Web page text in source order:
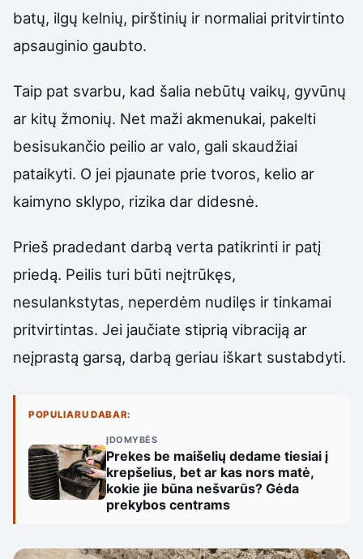
batų, ilgų kelnių, pirštinių ir normaliai pritvirtinto
apsauginio gaubto.
Taip pat svarbu, kad šalia nebūtų vaikų, gyvūnų
ar kitų žmonių. Net maži akmenukai, pakelti
besisukančio peilio ar valo, gali skaudžiai
pataikyti. O jei pjaunate prie tvoros, kelio ar
kaimyno sklypo, rizika dar didesnė.
Prieš pradedant darbą verta patikrinti ir patį
priedą. Peilis turi būti neįtrūkęs,
nesulankstytas, neperdėm nudilęs ir tinkamai
pritvirtintas. Jei jaučiate stiprią vibraciją ar
neįprastą garsą, darbą geriau iškart sustabdyti.
POPULIARU DABAR:
ĮDOMYBĖS
Prekes be maišelių dedame tiesiai į
krepšelius, bet ar kas nors matė,
kokie jie būna nešvarūs? Gėda
prekybos centrams